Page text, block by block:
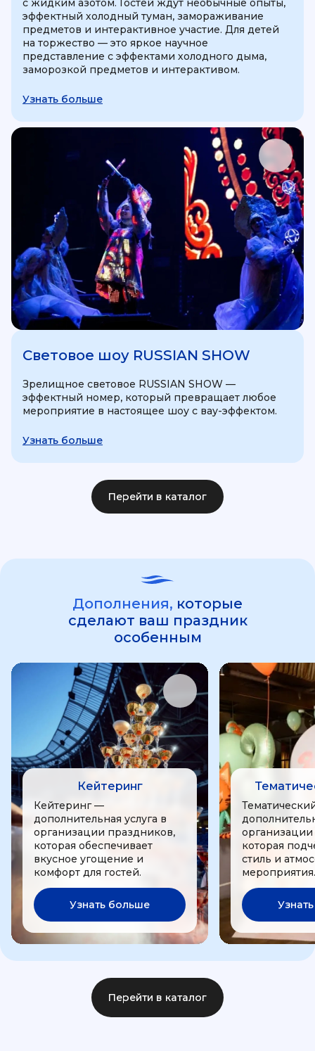
с жидким азотом. Гостей ждут необычные опыты,
эффектный холодный туман, замораживание
предметов и интерактивное участие. Для детей
на торжество — это яркое научное
представление с эффектами холодного дыма,
заморозкой предметов и интерактивом.
Узнать больше
Световое шоу RUSSIAN SHOW
Зрелищное световое RUSSIAN SHOW —
эффектный номер, который превращает любое
мероприятие в настоящее шоу с вау-эффектом.
Узнать больше
Перейти в каталог
Дополнения, которые
сделают ваш праздник
особенным
Кейтеринг
Кейтеринг —
дополнительная услуга в
организации праздников,
которая обеспечивает
вкусное угощение и
комфорт для гостей.
Узнать больше
которая
стиль и
мероприятия.
Перейти в каталог